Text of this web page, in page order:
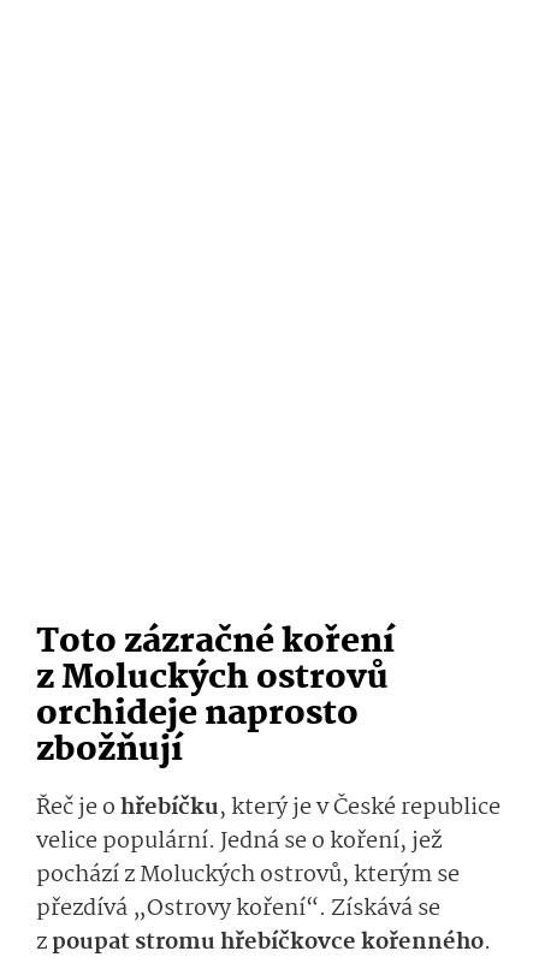
Toto zázračné koření
z Moluckých ostrovů
orchideje naprosto
zbožňují
Řeč je ohřebíčku, který je v České republice
velice populární. Jedná se o koření, jež
pochází z Moluckých ostrovů, kterým se
přezdívá „Ostrovy koření“. Získává se
zpoupat stromu hřebíčkovce kořenného.